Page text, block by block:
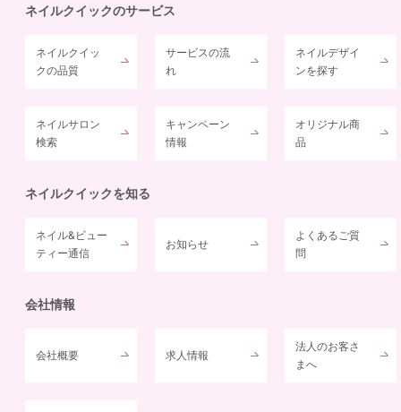
ネイルクイックのサービス
ネイルクイッ
クの品質
サービスの流
れ
ネイルデザイ
ンを探す
ネイルサロン
検索
キャンペーン
情報
オリジナル商
品
ネイルクイックを知る
ネイル&ビュー
ティー通信
お知らせ
よくあるご質
問
会社情報
会社概要 求人情報
法人のお客さ
まへ